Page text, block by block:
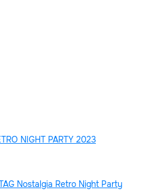
NIGHT PARTY 2023
Nostalgia Retro Night Party